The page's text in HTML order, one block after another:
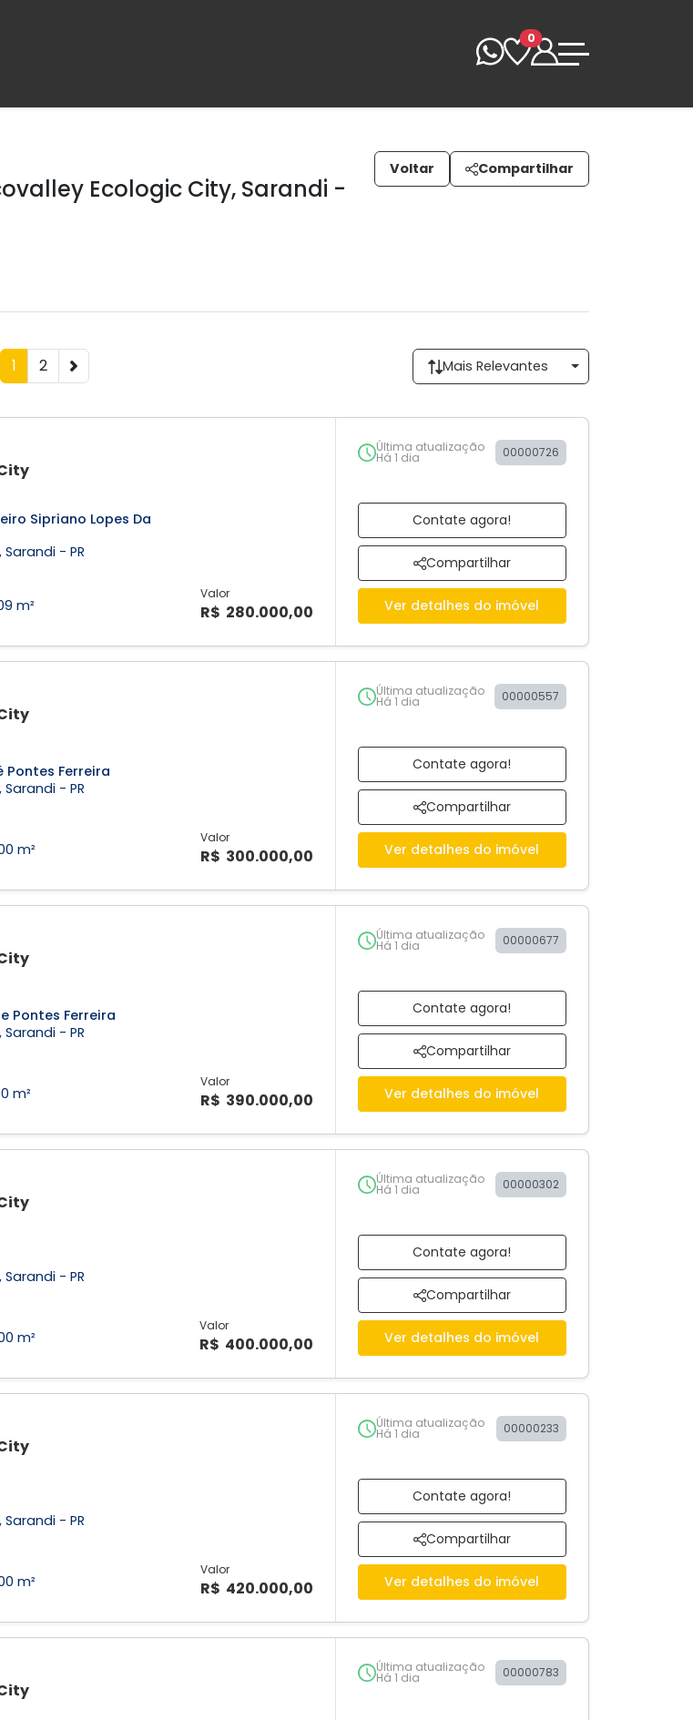
0
Ecologic City, Sarandi -
Voltar Compartilhar
1 2 Mais Relevantes
Sipriano Lopes Da
- PR
m²
Valor
R$ 280.000,00
Última atualização
Há 1 dia 00000726
Contate agora!
Compartilhar
Ver detalhes do imóvel
Pontes Ferreira
- PR
m²
Valor
R$ 300.000,00
Última atualização
Há 1 dia 00000557
Contate agora!
Compartilhar
Ver detalhes do imóvel
Pontes Ferreira
- PR
m²
Valor
R$ 390.000,00
Última atualização
Há 1 dia 00000677
Contate agora!
Compartilhar
Ver detalhes do imóvel
- PR
m²
Valor
R$ 400.000,00
Última atualização
Há 1 dia 00000302
Contate agora!
Compartilhar
Ver detalhes do imóvel
- PR
m²
Valor
R$ 420.000,00
Última atualização
Há 1 dia 00000233
Contate agora!
Compartilhar
Ver detalhes do imóvel
Última atualização
Há 1 dia 00000783